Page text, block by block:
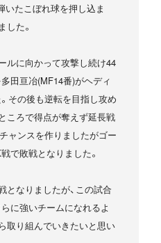
いたこぼれ球を押し込ま
した。
ルに向かって攻撃し続け44
田亘冶(MF14番)がヘディ
その後も逆転を目指し攻め
ころで得点が奪えず延長戦
ャンスを作りましたがゴー
で敗戦となりました。
となりましたが、この試合
に強いチームになれるよ
取り組んでいきたいと思い